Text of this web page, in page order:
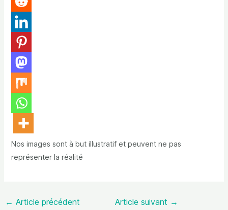
Nos images sont à but illustratif et peuvent ne pas
représenter la réalité
← Article précédent Article suivant →